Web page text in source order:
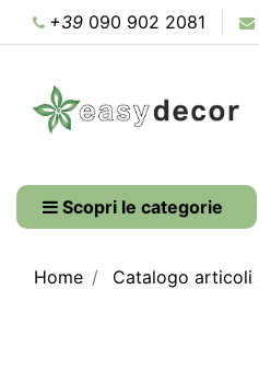
+39 090 902 2081
Scopri le categorie
Home Catalogo articoli